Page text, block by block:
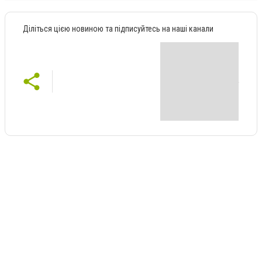
Діліться цією новиною та підписуйтесь на наші канали